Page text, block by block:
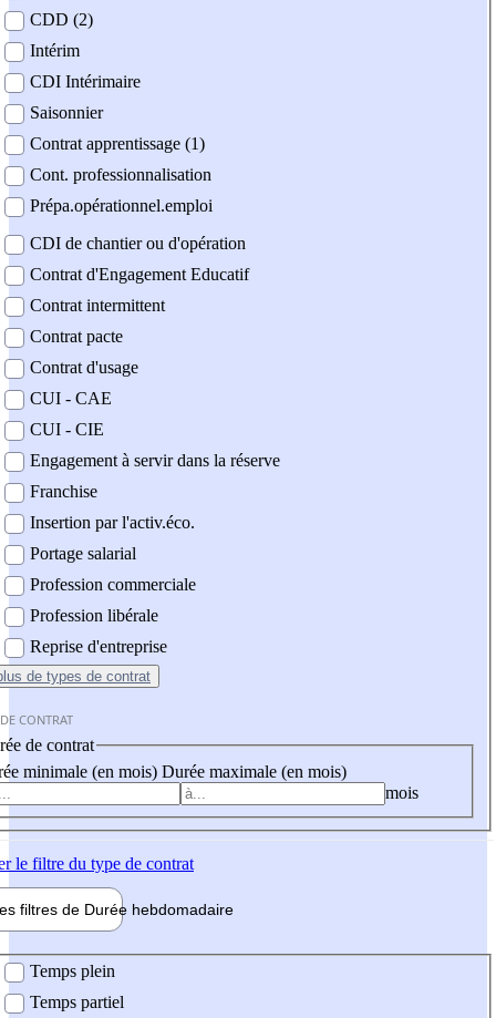
CDD (2)
Intérim
CDI Intérimaire
Saisonnier
Contrat apprentissage (1)
Cont. professionnalisation
Prépa.opérationnel.emploi
CDI de chantier ou d'opération
Contrat d'Engagement Educatif
Contrat intermittent
Contrat pacte
Contrat d'usage
CUI - CAE
CUI - CIE
Engagement à servir dans la réserve
Franchise
Insertion par l'activ.éco.
Portage salarial
Profession commerciale
Profession libérale
Reprise d'entreprise
de types de contrat
CONTRAT
de contrat
minimale (en mois) Durée maximale (en mois)
mois
le filtre du type de contrat
filtres de Durée hebdomadaire
Temps plein
Temps partiel